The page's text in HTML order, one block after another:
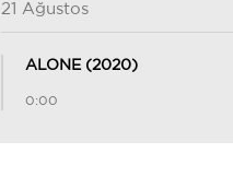
21 Ağustos
ALONE (2020)
0:00